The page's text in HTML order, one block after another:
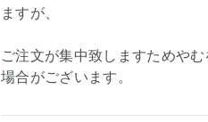
ますが、
ご注文が集中致しますためや
場合がございます。